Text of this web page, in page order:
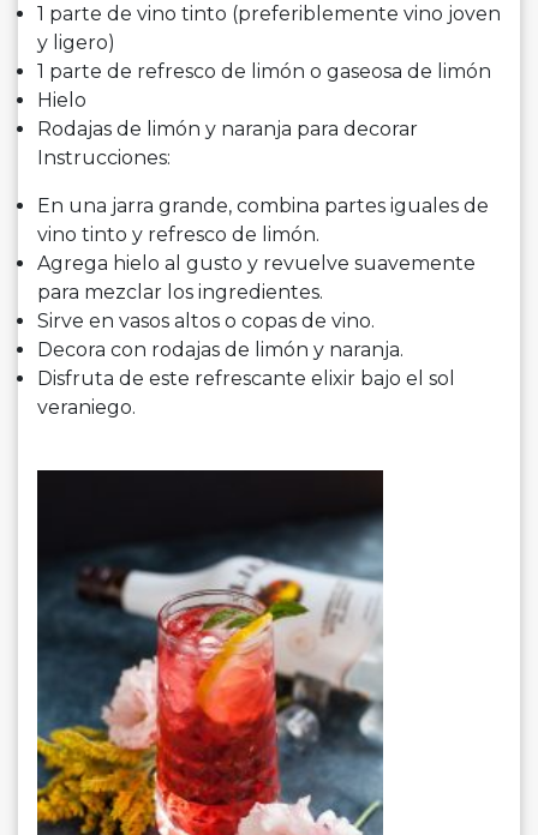
1 parte de vino tinto (preferiblemente vino joven
y ligero)
1 parte de refresco de limón o gaseosa de limón
Hielo
Rodajas de limón y naranja para decorar
Instrucciones:
En una jarra grande, combina partes iguales de
vino tinto y refresco de limón.
Agrega hielo al gusto y revuelve suavemente
para mezclar los ingredientes.
Sirve en vasos altos o copas de vino.
Decora con rodajas de limón y naranja.
Disfruta de este refrescante elixir bajo el sol
veraniego.